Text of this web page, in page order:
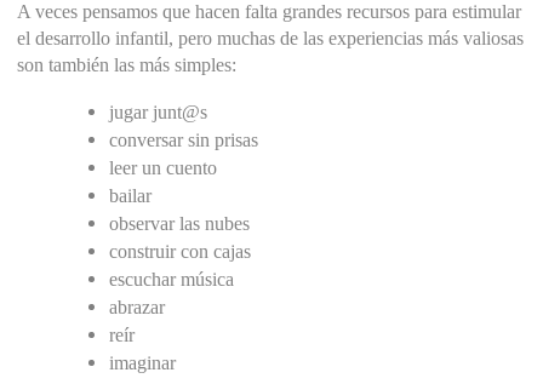
A veces pensamos que hacen falta grandes recursos para estimular
el desarrollo infantil, pero muchas de las experiencias más valiosas
son también las más simples:
jugar junt@s
conversar sin prisas
leer un cuento
bailar
observar las nubes
construir con cajas
escuchar música
abrazar
reír
imaginar